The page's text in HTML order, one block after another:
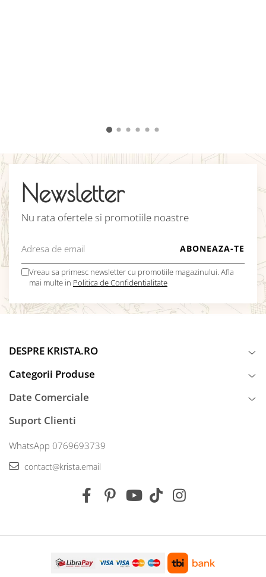
Newsletter
Nu rata ofertele si promotiile noastre
Vreau sa primesc newsletter cu promotiile magazinului. Afla
mai multe in Politica de Confidentialitate
DESPRE KRISTA.RO
Categorii Produse
Date Comerciale
Suport Clienti
WhatsApp 0769693739
contact@krista.email